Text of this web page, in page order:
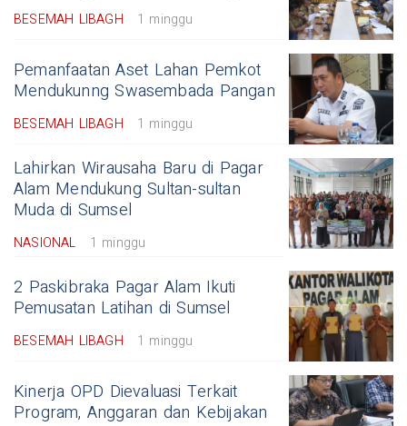
BESEMAH LIBAGH 1 minggu
Pemanfaatan Aset Lahan Pemkot
Mendukunng Swasembada Pangan
BESEMAH LIBAGH 1 minggu
Lahirkan Wirausaha Baru di Pagar
Alam Mendukung Sultan-sultan
Muda di Sumsel
NASIONAL 1 minggu
2 Paskibraka Pagar Alam Ikuti
Pemusatan Latihan di Sumsel
BESEMAH LIBAGH 1 minggu
Kinerja OPD Dievaluasi Terkait
Program, Anggaran dan Kebijakan